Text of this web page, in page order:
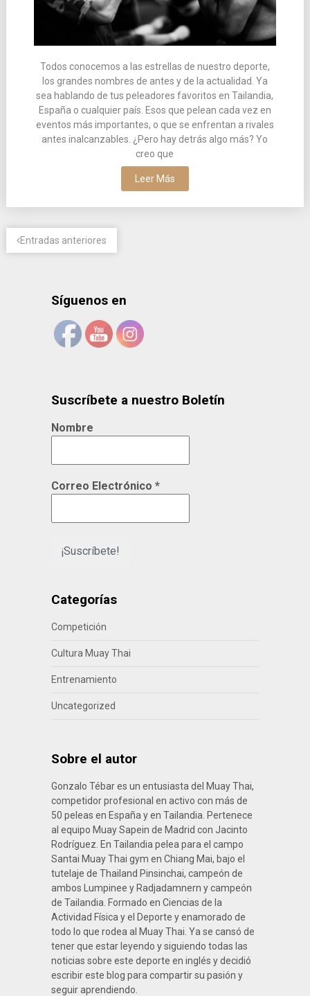
Todos conocemos a las estrellas de nuestro deporte,
los grandes nombres de antes y de la actualidad. Ya
sea hablando de tus peleadores favoritos en Tailandia,
España o cualquier país. Esos que pelean cada vez en
eventos más importantes, o que se enfrentan a rivales
antes inalcanzables. ¿Pero hay detrás algo más? Yo
creo que
Leer Más
Entradas anteriores
Síguenos en
Suscríbete a nuestro Boletín
Nombre
Correo Electrónico *
Categorías
Competición
Cultura Muay Thai
Entrenamiento
Uncategorized
Sobre el autor
Gonzalo Tébar es un entusiasta del Muay Thai,
competidor profesional en activo con más de
50 peleas en España y en Tailandia. Pertenece
al equipo Muay Sapein de Madrid con Jacinto
Rodríguez. En Tailandia pelea para el campo
Santai Muay Thai gym en Chiang Mai, bajo el
tutelaje de Thailand Pinsinchai, campeón de
ambos Lumpinee y Radjadamnern y campeón
de Tailandia. Formado en Ciencias de la
Actividad Física y el Deporte y enamorado de
todo lo que rodea al Muay Thai. Ya se cansó de
tener que estar leyendo y siguiendo todas las
noticias sobre este deporte en inglés y decidió
escribir este blog para compartir su pasión y
seguir aprendiendo.